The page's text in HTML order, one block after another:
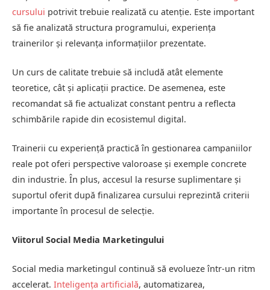
cursului potrivit trebuie realizată cu atenție. Este important
să fie analizată structura programului, experiența
trainerilor și relevanța informațiilor prezentate.
Un curs de calitate trebuie să includă atât elemente
teoretice, cât și aplicații practice. De asemenea, este
recomandat să fie actualizat constant pentru a reflecta
schimbările rapide din ecosistemul digital.
Trainerii cu experiență practică în gestionarea campaniilor
reale pot oferi perspective valoroase și exemple concrete
din industrie. În plus, accesul la resurse suplimentare și
suportul oferit după finalizarea cursului reprezintă criterii
importante în procesul de selecție.
Viitorul Social Media Marketingului
Social media marketingul continuă să evolueze într-un ritm
accelerat. Inteligența artificială, automatizarea,